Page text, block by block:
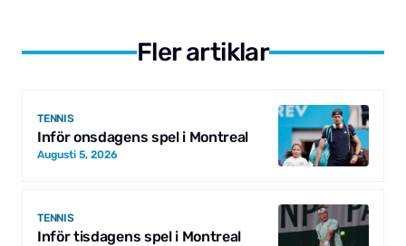
Fler artiklar
TENNIS
Inför onsdagens spel i Montreal
Augusti 5, 2026
TENNIS
Inför tisdagens spel i Montreal